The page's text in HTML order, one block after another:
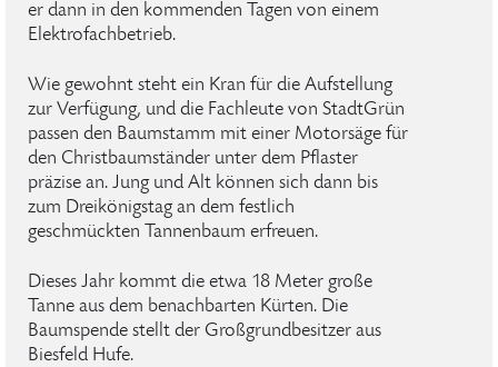
er dann in den kommenden Tagen von einem
Elektrofachbetrieb.
Wie gewohnt steht ein Kran für die Aufstellung
zur Verfügung, und die Fachleute von StadtGrün
passen den Baumstamm mit einer Motorsäge für
den Christbaumständer unter dem Pflaster
präzise an. Jung und Alt können sich dann bis
zum Dreikönigstag an dem festlich
geschmückten Tannenbaum erfreuen.
Dieses Jahr kommt die etwa 18 Meter große
Tanne aus dem benachbarten Kürten. Die
Baumspende stellt der Großgrundbesitzer aus
Biesfeld Hufe.